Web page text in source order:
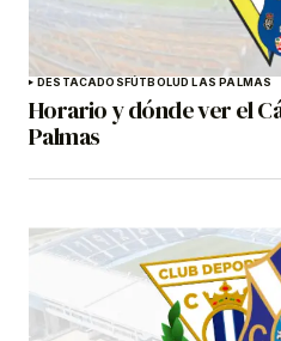
DESTACADOS FÚTBOLUD LAS PALMAS
Horario y dónde ver el
Palmas